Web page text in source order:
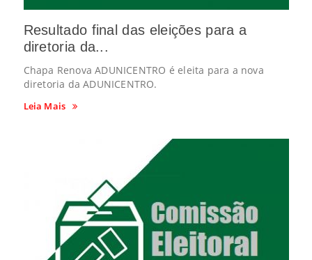
Resultado final das eleições para a
diretoria da...
Chapa Renova ADUNICENTRO é eleita para a nova
diretoria da ADUNICENTRO.
Leia Mais